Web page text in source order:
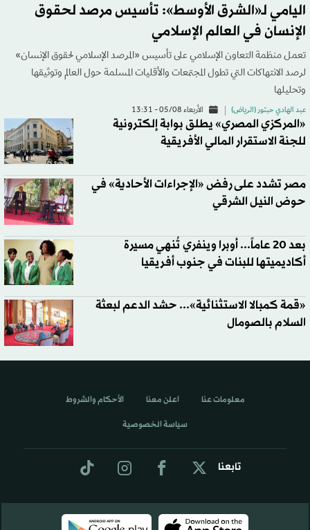
اليامي لـ«الشرق الأوسط»: تأسيس مرصد لحقوق
الإنسان في العالم الإسلامي
تعمل منظمة التعاون الإسلامي على تأسيس «المرصد الإسلامي لحقوق الإنسان»
لرصد الانتهاكات التي تطول المجتمعات والأقليات المسلمة حول العالم وتوثيقها
وتحليلها
عبد الهادي حبتور (الرياض) الأربعاء 05/08 - 13:31
«المركزي المصري» يطلق بوابة إلكترونية
للجنة الاستقرار المالي الأفريقية
مصر تشدد على رفض «الإجراءات الأحادية» في
حوض النيل الشرقي
بعد 20 عاماً... أوبرا وينفري تُنهي مسيرة
أكاديميتها للبنات في جنوب أفريقيا
«قمة كمبالا الاستثنائية»... حشد الدعم لبعثة
السلام بالصومال
تابعنا
معلومات عنا اعلن معنا الأحكام والشروط
سياسة الخصوصية